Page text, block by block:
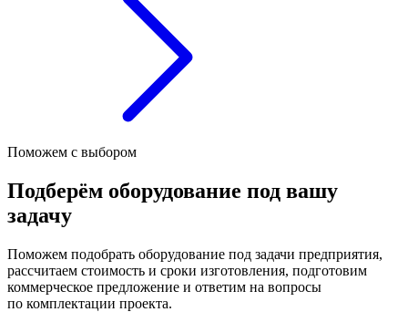
Поможем с выбором
Подберём оборудование под вашу
задачу
Поможем подобрать оборудование под задачи предприятия,
рассчитаем стоимость и сроки изготовления, подготовим
коммерческое предложение и ответим на вопросы
по комплектации проекта.